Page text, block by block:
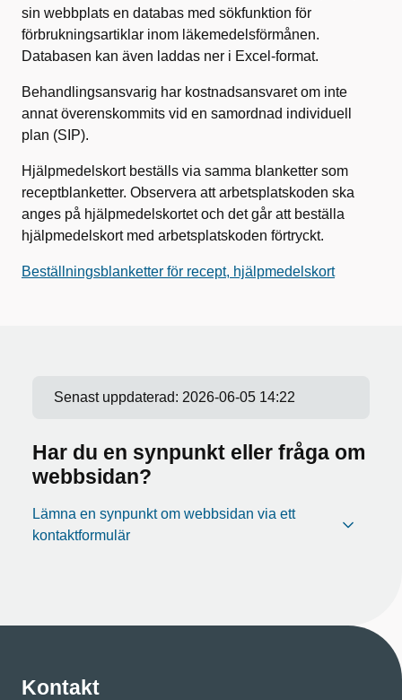
sin webbplats en databas med sökfunktion för
förbrukningsartiklar inom läkemedelsförmånen.
Databasen kan även laddas ner i Excel-format.
Behandlingsansvarig har kostnadsansvaret om inte
annat överenskommits vid en samordnad individuell
plan (SIP).
Hjälpmedelskort beställs via samma blanketter som
receptblanketter. Observera att arbetsplatskoden ska
anges på hjälpmedelskortet och det går att beställa
hjälpmedelskort med arbetsplatskoden förtryckt.
Beställningsblanketter för recept, hjälpmedelskort
Senast uppdaterad: 2026-06-05 14:22
Har du en synpunkt eller fråga om
webbsidan?
Lämna en synpunkt om webbsidan via ett
kontaktformulär
Kontakt